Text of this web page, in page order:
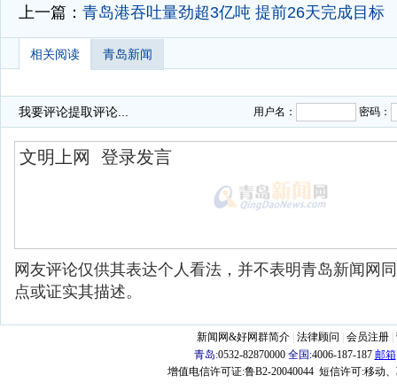
上一篇： 青岛港吞吐量劲超3亿吨 提前26天完成目标
相关阅读 青岛新闻
我要评论提取评论... 用户名： 密码：
网友评论仅供其表达个人看法，并不表明青岛新闻网
点或证实其描述。